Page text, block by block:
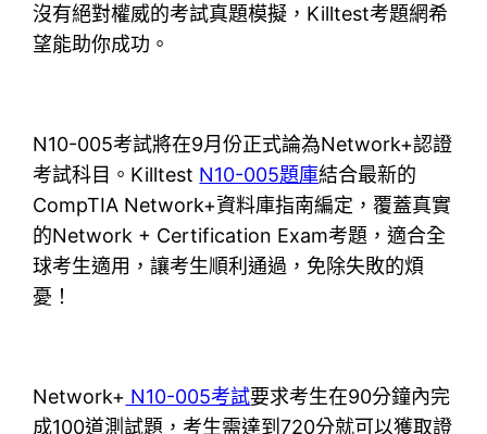
沒有絕對權威的考試真題模擬，Killtest考題網希
望能助你成功。
N10-005考試將在9月份正式論為Network+認證
考試科目。Killtest N10-005題庫結合最新的
CompTIA Network+資料庫指南編定，覆蓋真實
的Network + Certification Exam考題，適合全
球考生適用，讓考生順利通過，免除失敗的煩
憂！
Network+ N10-005考試要求考生在90分鐘內完
成100道測試題，考生需達到720分就可以獲取證